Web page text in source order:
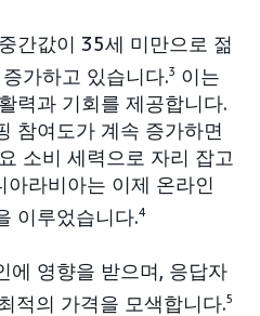
간값이 35세 미만으로 젊
가하고 있습니다.3 이는
력과 기회를 제공합니다.
참여도가 계속 증가하면
소비 세력으로 자리 잡고
아라비아는 이제 온라인
이루었습니다.4
에 영향을 받으며, 응답자
적의 가격을 모색합니다.5